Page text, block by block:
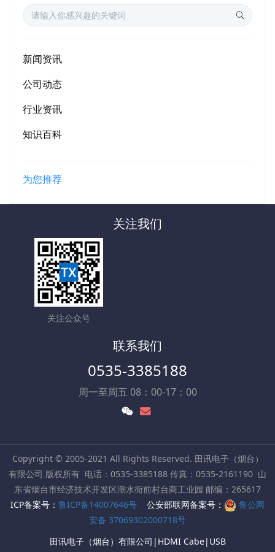
新闻资讯
公司动态
行业资讯
知识百科
为您推荐
关注我们
关注公众号
联系我们
0535-3385188
周一至周五 08：00-17：00
Copyright © 2005-2021 All Rights Reserved. 田讯电子（烟台）
有限公司 版权所有 电话：0535-3385188 传真：0535-2161190 山
东省烟台市经济技术开发区潮水衙前村台商工业园 邮编：265617
ICP备案号： 鲁ICP备14007646号 公安部联网备案号：
鲁公网
安备 37069302000718号
田讯电子（烟台）有限公司|HDMI Cabe|USB